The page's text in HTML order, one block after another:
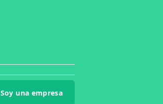
Soy una empresa